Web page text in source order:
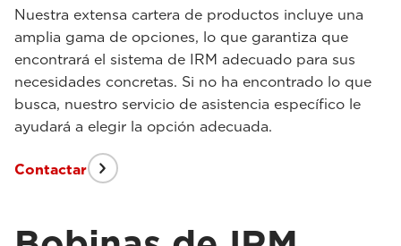
Nuestra extensa cartera de productos incluye una
amplia gama de opciones, lo que garantiza que
encontrará el sistema de IRM adecuado para sus
necesidades concretas. Si no ha encontrado lo que
busca, nuestro servicio de asistencia específico le
ayudará a elegir la opción adecuada.
Contactar